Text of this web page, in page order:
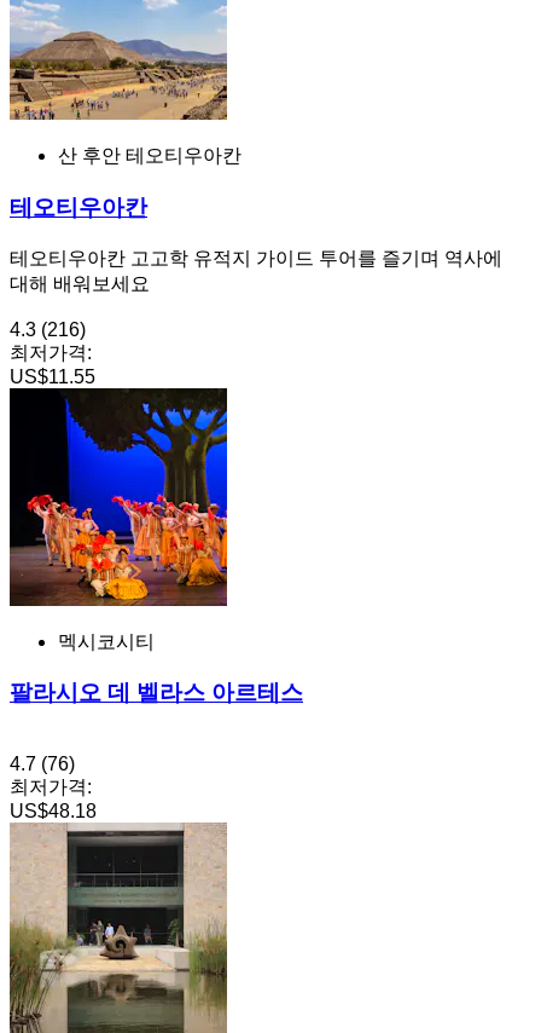
산 후안 테오티우아칸
테오티우아칸
테오티우아칸 고고학 유적지 가이드 투어를 즐기며 역사에
대해 배워보세요
4.3 (216)
최저가격:
US$11.55
멕시코시티
팔라시오 데 벨라스 아르테스
4.7 (76)
최저가격:
US$48.18